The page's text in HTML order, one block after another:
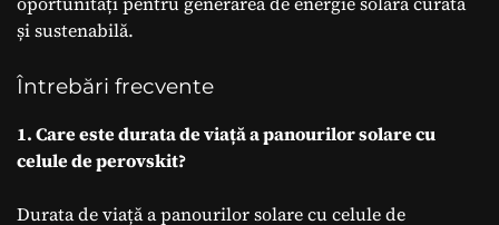
și sustenabilă.
Întrebări frecvente
1. Care este durata de viață a panourilor solare cu
celule de perovskit?
Durata de viață a panourilor solare cu celule de